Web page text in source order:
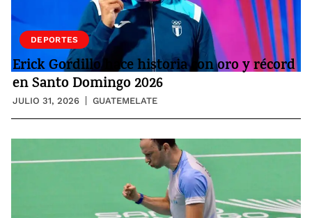
DEPORTES
Erick Gordillo hace historia con oro y récord
en Santo Domingo 2026
JULIO 31, 2026 GUATEMELATE